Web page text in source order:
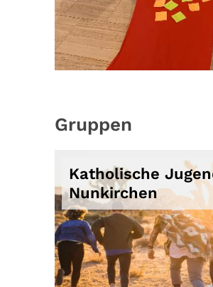
Gruppen
Katholische
Nunkirchen